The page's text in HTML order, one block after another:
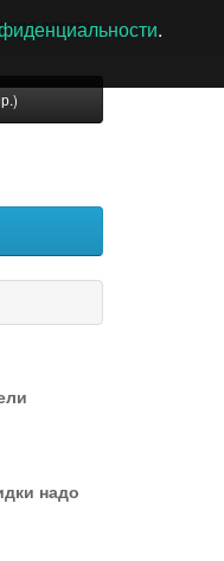
заказа
надо
.